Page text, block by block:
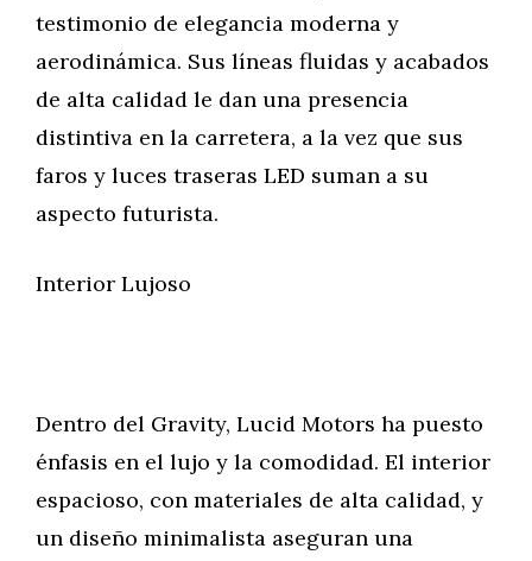
testimonio de elegancia moderna y
aerodinámica. Sus líneas fluidas y acabados
de alta calidad le dan una presencia
distintiva en la carretera, a la vez que sus
faros y luces traseras LED suman a su
aspecto futurista.
Interior Lujoso
Dentro del Gravity, Lucid Motors ha puesto
énfasis en el lujo y la comodidad. El interior
espacioso, con materiales de alta calidad, y
un diseño minimalista aseguran una